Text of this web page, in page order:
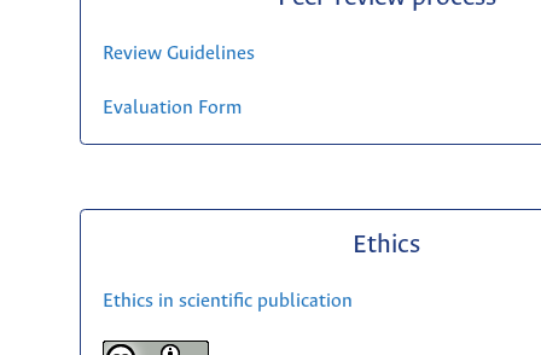
Review Guidelines
Evaluation Form
Ethics
Ethics in scientific publication